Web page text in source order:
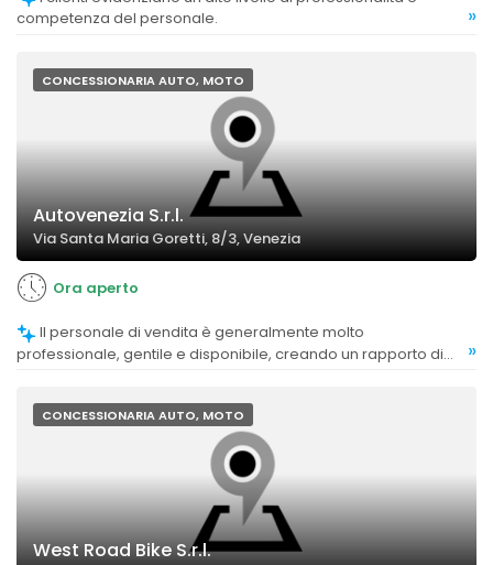
competenza del personale.
»
CONCESSIONARIA AUTO, MOTO
Autovenezia S.r.l.
Via Santa Maria Goretti, 8/3, Venezia
Ora aperto
professionale, gentile e disponibile, creando un rapporto di
»
CONCESSIONARIA AUTO, MOTO
West Road Bike S.r.l.